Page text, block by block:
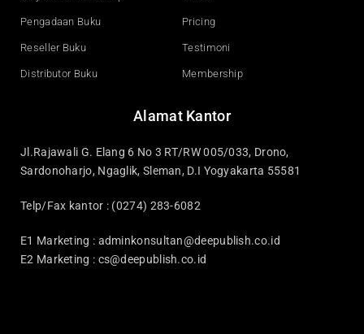
Pengadaan Buku
Reseller Buku
Distributor Buku
Pricing
Testimoni
Membership
Alamat Kantor
Jl.Rajawali G. Elang 6 No 3 RT/RW 005/033, Drono,
Sardonoharjo, Ngaglik, Sleman, D.I Yogyakarta 55581
Telp/Fax kantor : (0274) 283-6082
E1 Marketing : adminkonsultan@deepublish.co.id
E2 Marketing : cs@deepublish.co.id